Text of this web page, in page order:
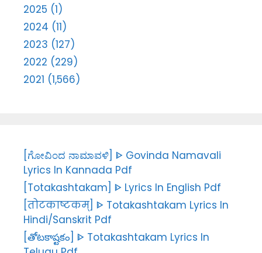
2025 (1)
2024 (11)
2023 (127)
2022 (229)
2021 (1,566)
[ಗೋವಿಂದ ನಾಮಾವಳಿ] ᐈ Govinda Namavali
Lyrics In Kannada Pdf
[Totakashtakam] ᐈ Lyrics In English Pdf
[तोटकाष्टकम्] ᐈ Totakashtakam Lyrics In
Hindi/Sanskrit Pdf
[తోటకాష్టకం] ᐈ Totakashtakam Lyrics In